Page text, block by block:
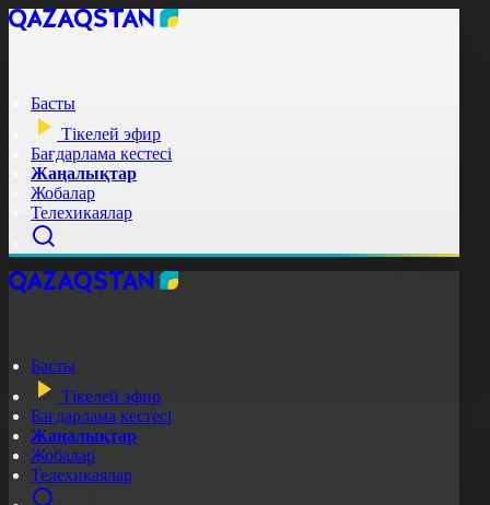
Басты
Тікелей эфир
Бағдарлама кестесі
Жаңалықтар
Жобалар
Телехикаялар
Басты
Тікелей эфир
Бағдарлама кестесі
Жаңалықтар
Жобалар
Телехикаялар